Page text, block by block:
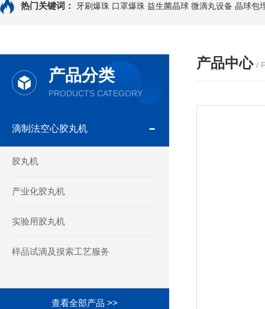
热门关键词： 牙刷爆珠 口罩爆珠 益生菌晶球 微滴丸设备 晶球包
产品分类
PRODUCTS CATEGORY
滴制法空心胶丸机
胶丸机
产业化胶丸机
实验用胶丸机
样品试滴及摸索工艺服务
查看全部产品 >>
产品中心 /